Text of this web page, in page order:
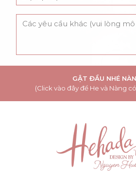
GẬT ĐẦU NHÉ
(Click vào đây để He và Nàng